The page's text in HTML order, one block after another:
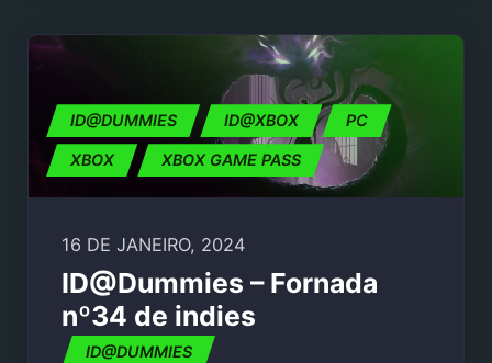
ID@DUMMIES ID@XBOX PC
XBOX XBOX GAME PASS
16 DE JANEIRO, 2024
ID@Dummies – Fornada
nº34 de indies
ID@DUMMIES